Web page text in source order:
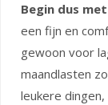
Begin dus
een fijn en
gewoon voor
maandlasten
leukere